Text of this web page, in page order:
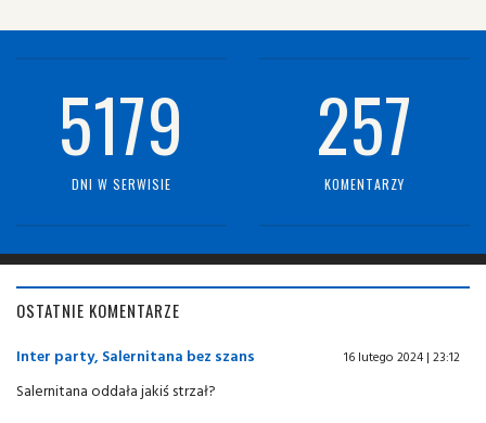
5179
DNI W SERWISIE
257
KOMENTARZY
OSTATNIE KOMENTARZE
Inter party, Salernitana bez szans 16 lutego 2024 | 23:12
Salernitana oddała jakiś strzał?